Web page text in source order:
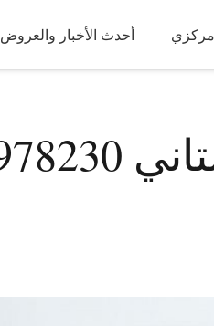
أحدث الأخبار والعروض